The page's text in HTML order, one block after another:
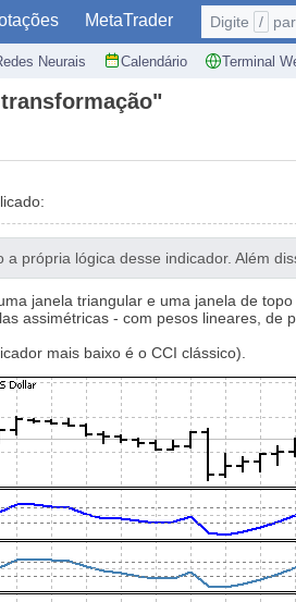
MetaTrader
Neurais Calendário Terminal
Digite /
própria lógica desse indicador. Além
janela triangular e uma janela de
assimétricas - com pesos lineares,
mais baixo é o CCI clássico).